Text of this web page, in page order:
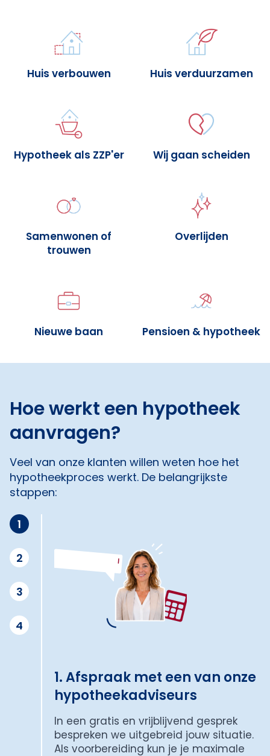
Huis verbouwen Huis verduurzamen
Hypotheek als ZZP'er Wij gaan scheiden
Samenwonen of
trouwen
Overlijden
Nieuwe baan Pensioen & hypotheek
Hoe werkt een hypotheek
aanvragen?
Veel van onze klanten willen weten hoe het
hypotheekproces werkt. De belangrijkste
stappen:
1
2
3
4
1. Afspraak met een van onze
hypotheekadviseurs
In een gratis en vrijblijvend gesprek
bespreken we uitgebreid jouw situatie.
Als voorbereiding kun je je maximale